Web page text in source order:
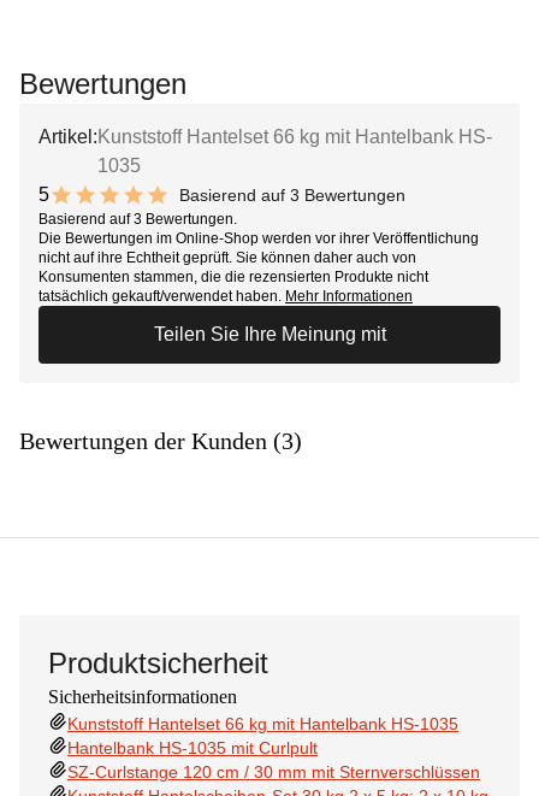
Bewertungen
Artikel: Kunststoff Hantelset 66 kg mit Hantelbank HS-
1035
5
10 out of 10 stars
Basierend auf 3 Bewertungen
Basierend auf 3 Bewertungen.
Die Bewertungen im Online-Shop werden vor ihrer Veröffentlichung
nicht auf ihre Echtheit geprüft. Sie können daher auch von
Konsumenten stammen, die die rezensierten Produkte nicht
tatsächlich gekauft/verwendet haben. Mehr Informationen
Teilen Sie Ihre Meinung mit
Bewertungen der Kunden (3)
Produktsicherheit
Sicherheitsinformationen
Kunststoff Hantelset 66 kg mit Hantelbank HS-1035
Hantelbank HS-1035 mit Curlpult
SZ-Curlstange 120 cm / 30 mm mit Sternverschlüssen